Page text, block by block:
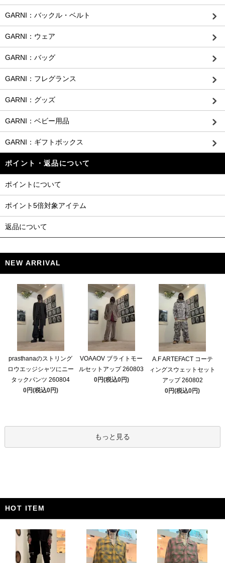
GARNI：バックル・ベルト
GARNI：ウェア
GARNI：バッグ
GARNI：フレグランス
GARNI：グッズ
GARNI：ベビー用品
GARNI：ギフトボックス
ポイント・返品について
ポイントについて
ポイント5倍対象アイテム
返品について
NEW ARRIVAL
prasthanaのストリング
ロウエッジシャツにニー
タックパンツ 260804
0円(税込0円)
VOAAOV ブライトモー
ルセットアップ 260803
0円(税込0円)
A.F ARTEFACT コーテ
ィングスウェットセット
アップ 260802
0円(税込0円)
もっと見る
HOT ITEM